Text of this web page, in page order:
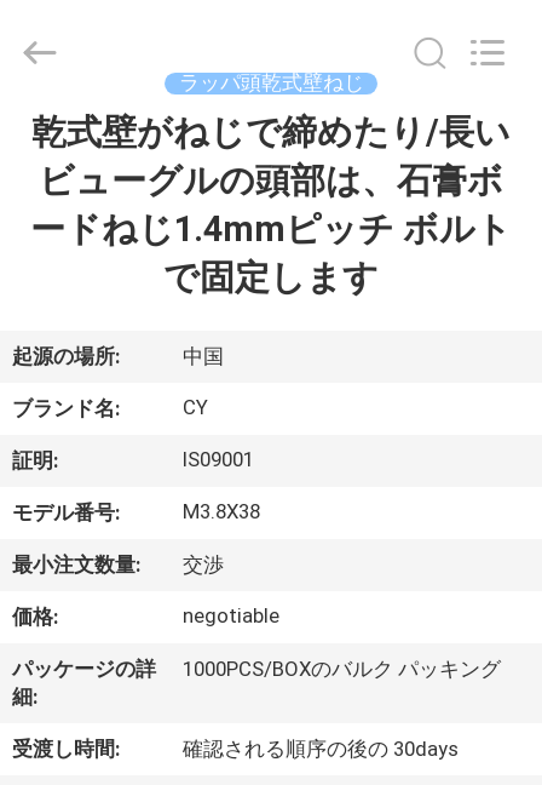
家
プ
ク
ト
私
達
つ
い
て
Copyright
Jiashan
Chaoyi
Fastener.
ラッパ頭乾式壁ねじ
乾式壁がねじで締めたり/長い
ビューグルの頭部は、石膏ボ
ードねじ1.4mmピッチ ボルト
で固定します
起源の場所: 中国
ブランド名: CY
証明: IS09001
モデル番号: M3.8X38
最小注文数量: 交渉
価格: negotiable
パッケージの詳
細:
1000PCS/BOXのバルク パッキング
受渡し時間: 確認される順序の後の 30days